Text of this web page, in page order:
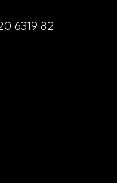
6319 82